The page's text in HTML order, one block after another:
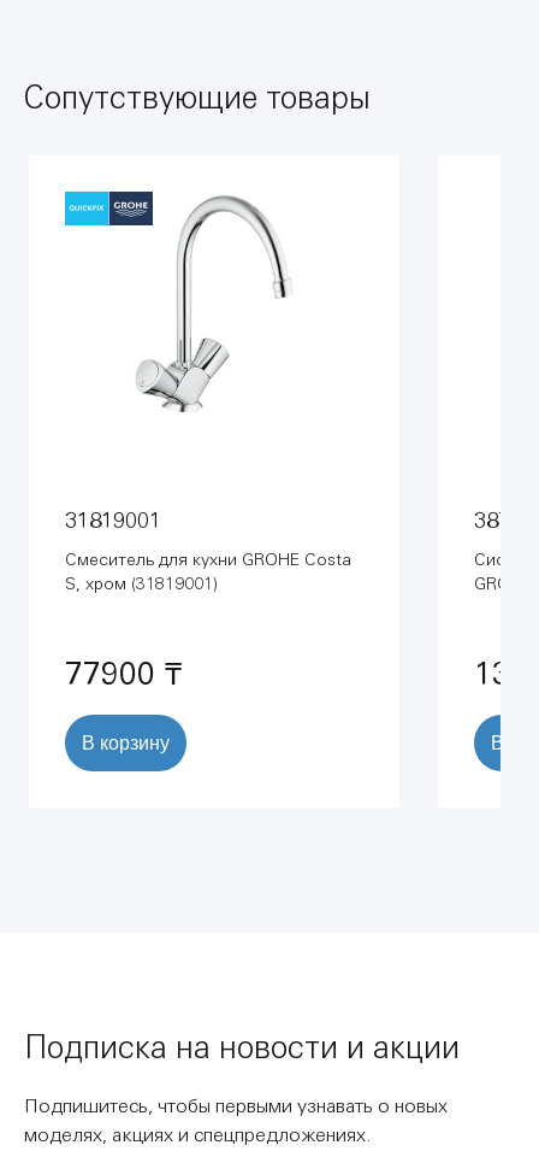
Сопутствующие товары
31819001
Смеситель для кухни GROHE Costa
S, хром (31819001)
77900 ₸
В корзину В
Подписка на новости и акции
Подпишитесь, чтобы первыми узнавать о новых
моделях, акциях и спецпредложениях.